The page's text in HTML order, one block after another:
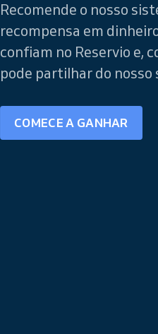
Recomende o nosso
recompensa em
confiam no Reservio e,
pode partilhar do nosso
COMECE A GANHAR